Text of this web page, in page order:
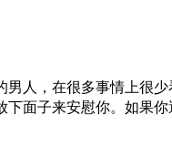
人，在很多事情上很少
面子来安慰你。如果